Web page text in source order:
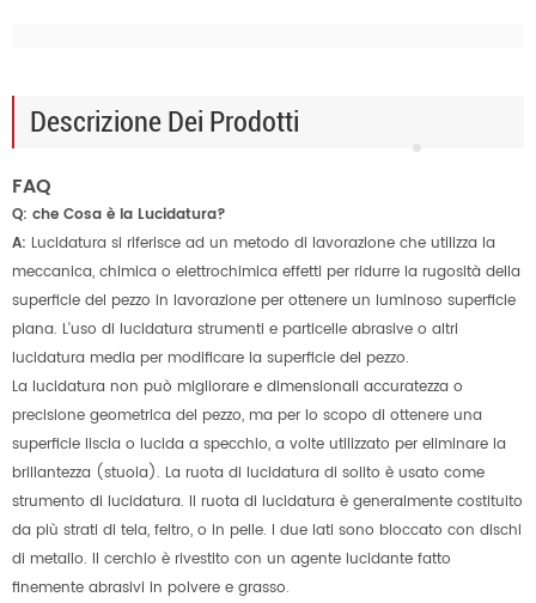
Descrizione Dei Prodotti
FAQ
Q: che Cosa è la Lucidatura?
A: Lucidatura si riferisce ad un metodo di lavorazione che utilizza la
meccanica, chimica o elettrochimica effetti per ridurre la rugosità della
superficie del pezzo in lavorazione per ottenere un luminoso superficie
piana. L'uso di lucidatura strumenti e particelle abrasive o altri
lucidatura media per modificare la superficie del pezzo.
La lucidatura non può migliorare e dimensionali accuratezza o
precisione geometrica del pezzo, ma per lo scopo di ottenere una
superficie liscia o lucida a specchio, a volte utilizzato per eliminare la
brillantezza (stuoia). La ruota di lucidatura di solito è usato come
strumento di lucidatura. Il ruota di lucidatura è generalmente costituito
da più strati di tela, feltro, o in pelle. I due lati sono bloccato con dischi
di metallo. Il cerchio è rivestito con un agente lucidante fatto
finemente abrasivi in polvere e grasso.